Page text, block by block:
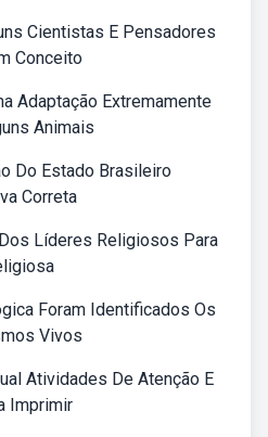
Cientistas E Pensadores
Conceito
Adaptação Extremamente
Animais
Do Estado Brasileiro
Correta
Líderes Religiosos Para
Foram Identificados Os
Vivos
Atividades De Atenção E
Imprimir